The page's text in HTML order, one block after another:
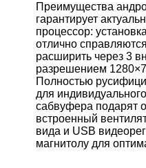
Преимущества
гарантирует
процессор:
отлично
расширить через 3
разрешением
Полностью
для
сабвуфера подарят
встроенный
вида и USB
магнитолу для